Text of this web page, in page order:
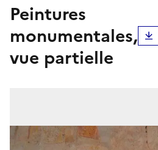
peintures
monumentales,
vue partielle